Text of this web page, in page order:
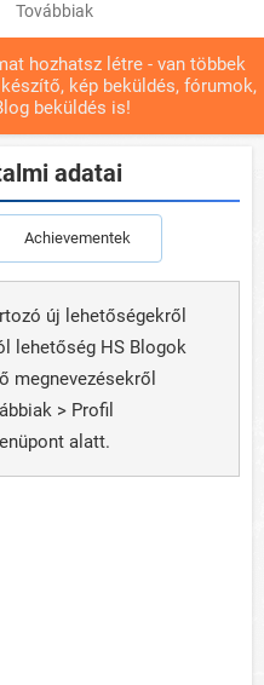
Továbbiak
hozhatsz létre - van többek
kép beküldés, fórumok,
beküldés is!
adatai
Achievementek
új lehetőségekről
lehetőség HS Blogok
megnevezésekről
> Profil
alatt.